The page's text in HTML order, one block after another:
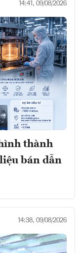
14:41, 09/08/2026
thành
bán dẫn
14:38, 09/08/2026